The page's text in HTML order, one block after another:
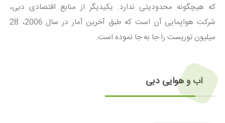
که هیچگونه محدودیتی ندارد. یکیدیگر از منابع اقتصادی دبی،
شرکت هواپمایی آن است که طبق آخرین آمار در سال 2006، 28
میلیون توریست را جا به جا نموده است.
آب و هوایی دبی